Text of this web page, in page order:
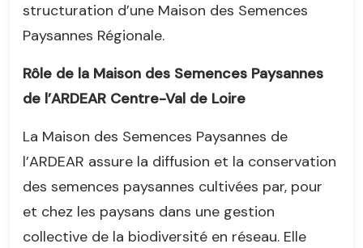
structuration d’une Maison des Semences
Paysannes Régionale.
Rôle de la Maison des Semences Paysannes
de l’ARDEAR Centre-Val de Loire
La Maison des Semences Paysannes de
l’ARDEAR assure la diffusion et la conservation
des semences paysannes cultivées par, pour
et chez les paysans dans une gestion
collective de la biodiversité en réseau. Elle